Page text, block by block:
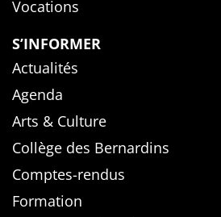
Vocations
S’INFORMER
Actualités
Agenda
Arts & Culture
Collège des Bernardins
Comptes-rendus
Formation